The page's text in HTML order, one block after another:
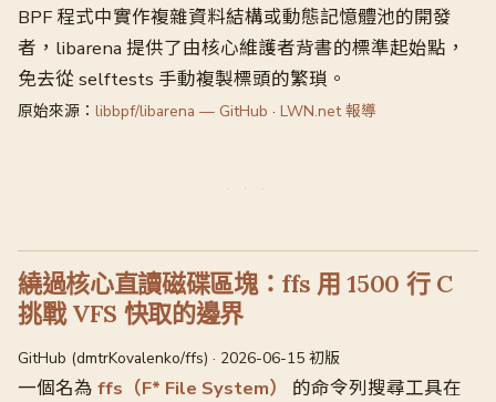
BPF 程式中實作複雜資料結構或動態記憶體池的開發
者，libarena 提供了由核心維護者背書的標準起始點，
免去從 selftests 手動複製標頭的繁瑣。
原始來源： libbpf/libarena — GitHub · LWN.net 報導
繞過核心直讀磁碟區塊：ffs 用 1500 行 C
挑戰 VFS 快取的邊界
GitHub (dmtrKovalenko/ffs) · 2026-06-15 初版
一個名為 ffs（F* File System）
的命令列搜尋工具在